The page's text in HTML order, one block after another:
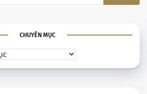
CHUYÊN MỤC